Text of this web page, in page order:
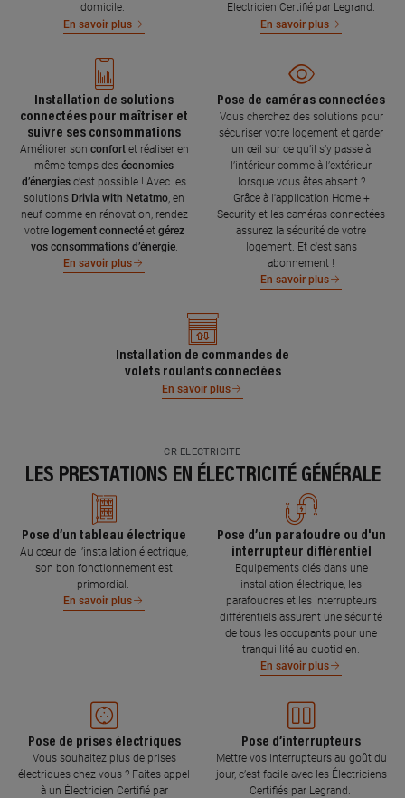
domicile.
En savoir plus
Electricien Certifié par Legrand.
En savoir plus
Installation de solutions
connectées pour maîtriser et
suivre ses consommations
Améliorer son confort et réaliser en
même temps des économies
d’énergies c’est possible ! Avec les
solutions Drivia with Netatmo , en
neuf comme en rénovation, rendez
votre logement connecté et gérez
vos consommations d’énergie.
En savoir plus
Pose de caméras connectées
Vous cherchez des solutions pour
sécuriser votre logement et garder
un œil sur ce qu’il s’y passe à
l’intérieur comme à l’extérieur
lorsque vous êtes absent ?
Grâce à l'application Home +
Security et les caméras connectées
assurez la sécurité de votre
logement. Et c'est sans
abonnement !
En savoir plus
Installation de commandes de
volets roulants connectées
En savoir plus
CR ELECTRICITE
LES PRESTATIONS EN ÉLECTRICITÉ GÉNÉRALE
Pose d’un tableau électrique
Au cœur de l’installation électrique,
son bon fonctionnement est
primordial.
En savoir plus
Pose d’un parafoudre ou d'un
interrupteur différentiel
Equipements clés dans une
installation électrique, les
parafoudres et les interrupteurs
différentiels assurent une sécurité
de tous les occupants pour une
tranquillité au quotidien.
En savoir plus
Pose de prises électriques
Vous souhaitez plus de prises
électriques chez vous ? Faites appel
à un Électricien Certifié par
Pose d’interrupteurs
Mettre vos interrupteurs au goût du
jour, c’est facile avec les Électriciens
Certifiés par Legrand.